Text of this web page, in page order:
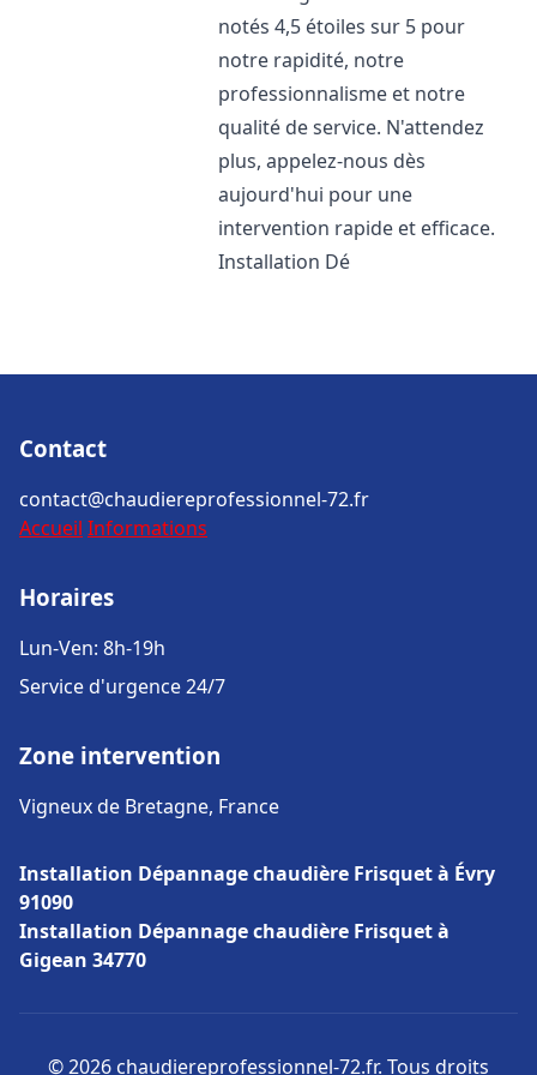
notés 4,5 étoiles sur 5 pour
notre rapidité, notre
professionnalisme et notre
qualité de service. N'attendez
plus, appelez-nous dès
aujourd'hui pour une
intervention rapide et efficace.
Installation Dé
Contact
contact@chaudiereprofessionnel-72.fr
Accueil Informations
Horaires
Lun-Ven: 8h-19h
Service d'urgence 24/7
Zone intervention
Vigneux de Bretagne, France
Installation Dépannage chaudière Frisquet à Évry
91090
Installation Dépannage chaudière Frisquet à
Gigean 34770
© 2026 chaudiereprofessionnel-72.fr. Tous droits